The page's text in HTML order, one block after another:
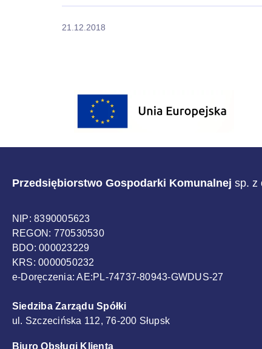
21.12.2018
Przedsiębiorstwo Gospodarki Komunalnej sp. z
NIP: 8390005623
REGON: 770530530
BDO: 000023229
KRS: 0000050232
e-Doręczenia: AE:PL-74737-80943-GWDUS-27
Siedziba Zarządu Spółki
ul. Szczecińska 112, 76-200 Słupsk
Biuro Obsługi Klienta
Sponsorzy